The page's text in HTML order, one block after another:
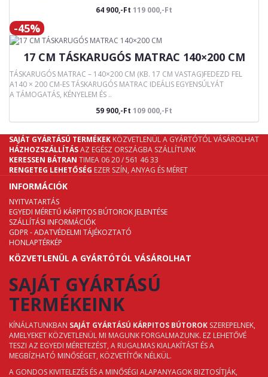
64 900,-Ft 119 000,-Ft
-45%
17 CM TÁSKARUGÓS MATRAC 140×200 CM
TÁSKARUGÓS MATRAC – 140×200 CM (KB. 17 CM VASTAG)FEDEZD FEL
A140 × 200 CM-ES TÁSKARUGÓS MATRAC IDEÁLIS EGYENSÚLYÁT
A TÁMOGATÁS, KÉNYELEM ÉS ..
59 900,-Ft 109 000,-Ft
SAJÁT GYÁRTÁSÚ TERMÉKEK KÖZVETLENÜL A GYÁRTÓTÓL VÁSÁROLHAT
HÁZHOZSZÁLLÍTÁSAZ EGÉSZ ORSZÁGBA SZÁLLÍTUNK
KERESSEN BÁTRAN TIMEA 06 20 / 561 46 33
RENGETEG LEHETŐSÉG EZER SZÍN, ANYAG ÉS MÉRET
INFORMÁCIÓK
NYITVATARTÁS
EGYEDI MÉRETŰ KÁRPITOS BÚTOROK JELENTÉSE
SZÁLLÍTÁSI INFORMÁCIÓK
GDPR - ADATVÉDELMI TÁJÉKOZTATÓ
HONLAPTÉRKÉP
KÖZVETLENÜL A GYÁRTÓTÓL VÁSÁROLHAT
SAJÁT GYÁRTÁSÚ
TERMÉKEINK
KÍNÁLATUNKBAN SAJÁT GYÁRTÁSÚ KÁRPITOS BÚTOROK SZEREPELNEK,
AMELYEKET KÖZVETLENÜL MI MAGUNK FORGALMAZUNK. EZ LEHETŐVÉ
TESZI AZ EGYEDI MÉRETEZÉST, A RUGALMAS KIALAKÍTÁST ÉS A
MEGBÍZHATÓ MINŐSÉGET, KÖZVETÍTŐK NÉLKÜL.
A GONDOS KIVITELEZÉS ÉS A MINŐSÉGI ALAPANYAGOK BIZTOSÍTJÁK,